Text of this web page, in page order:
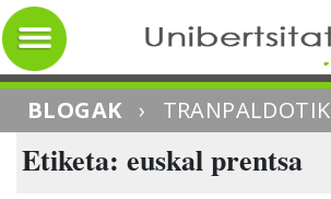
BLOGAK › TRANPALDOTIK
Etiketa: euskal prentsa